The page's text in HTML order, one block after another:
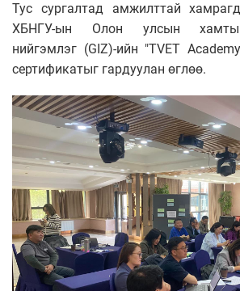
Тус сургалтад амжилттай
ХБНГУ-ын Олон улсын
нийгэмлэг (GIZ)-ийн "TVET
сертификатыг гардуулан өглөө.